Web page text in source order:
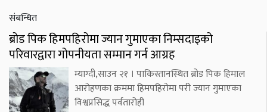
संबन्धित
ब्रोड पिक हिमपहिरोमा ज्यान गुमाएका निम्सदाइको
परिवारद्वारा गोपनीयता सम्मान गर्न आग्रह
म्याग्दी,साउन २१ । पाकिस्तानस्थित ब्रोड पिक हिमाल
आरोहणका क्रममा हिमपहिरोमा परी ज्यान गुमाएका
विश्वप्रसिद्ध पर्वतारोही